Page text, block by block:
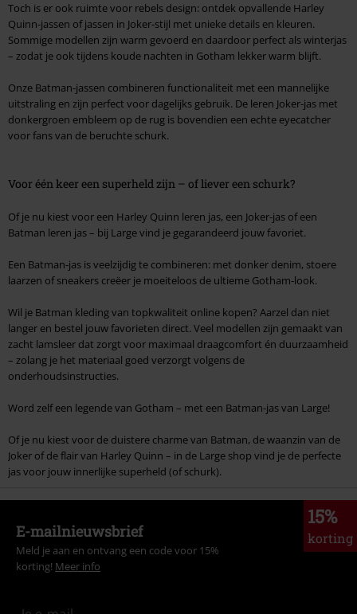
Toch is er ook ruimte voor rebels design: ontdek opvallende Harley
Quinn-jassen of jassen in Joker-stijl met unieke details en kleuren.
Sommige modellen zijn warm gevoerd en daardoor perfect als winterjas
– zodat je ook tijdens koude nachten in Gotham lekker warm blijft.
Onze Batman-jassen combineren functionaliteit met een mannelijke
uitstraling en zijn perfect voor dagelijks gebruik. De leren Joker-jas met
donkergroen embleem op de rug is bovendien een echte eyecatcher
voor fans van de beruchte schurk.
Voor één keer een superheld zijn – of liever een schurk?
Of je nu kiest voor een Harley Quinn leren jas, een Joker-jas of een
Batman leren jas – bij Large vind je gegarandeerd jouw favoriet.
Een Batman-jas is veelzijdig te combineren: met donker denim, stoere
laarzen of sneakers creëer je moeiteloos de ultieme Gotham-look.
Wil je Batman kleding van topkwaliteit online kopen? Aarzel dan niet
langer en bestel jouw favorieten direct. Veel modellen zijn gemaakt van
zacht lamsleer dat zorgt voor maximaal draagcomfort én duurzaamheid
– zolang je het materiaal goed verzorgt volgens de
onderhoudsinstructies.
Word zelf een legende van Gotham – met een Batman-jas van Large!
Of je nu kiest voor de duistere charme van Batman, de waanzin van de
Joker of de flair van Harley Quinn – in de Large shop vind je de perfecte
jas voor jouw innerlijke superheld (of schurk).
15%
korting
E-mailnieuwsbrief
Meld je aan en ontvang een code voor 15%
korting! Meer info